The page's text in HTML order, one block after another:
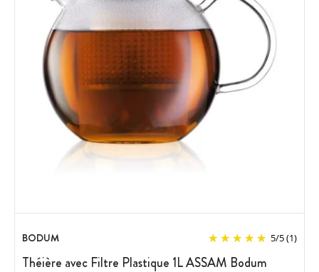
BODUM 5/5(1)
Théière avec Filtre Plastique 1L ASSAM Bodum